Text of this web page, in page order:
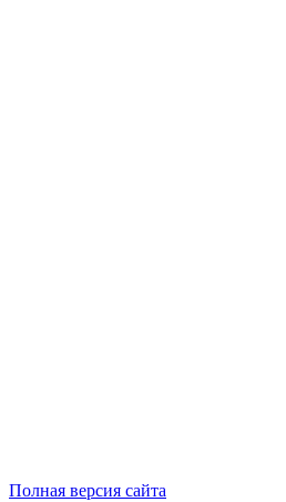
Полная версия сайта